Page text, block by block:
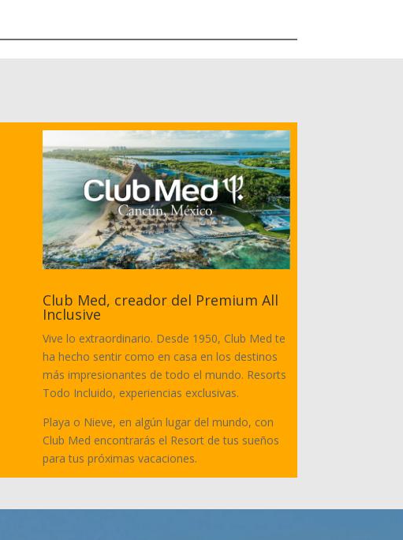
Club Med, creador del Premium All
Inclusive
Vive lo extraordinario. Desde 1950, Club Med te
ha hecho sentir como en casa en los destinos
más impresionantes de todo el mundo. Resorts
Todo Incluido, experiencias exclusivas.
Playa o Nieve, en algún lugar del mundo, con
Club Med encontrarás el Resort de tus sueños
para tus próximas vacaciones.